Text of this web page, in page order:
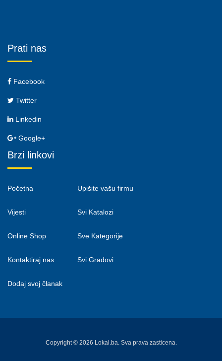
Prati nas
Facebook
Twitter
Linkedin
Google+
Brzi linkovi
Početna
Vijesti
Online Shop
Kontaktiraj nas
Dodaj svoj članak
Upišite vašu firmu
Svi Katalozi
Sve Kategorije
Svi Gradovi
Copyright © 2026 Lokal.ba. Sva prava zasticena.